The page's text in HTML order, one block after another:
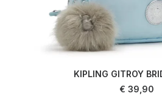
KIPLING GITROY
€ 39,90